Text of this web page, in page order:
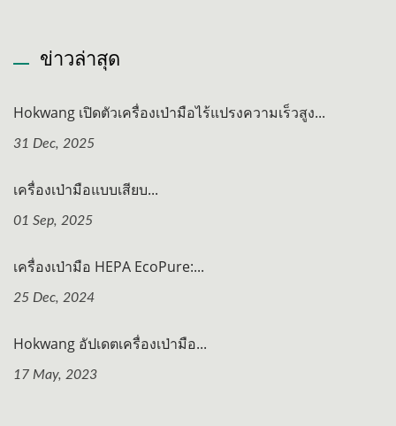
ข่าวล่าสุด
Hokwang เปิดตัวเครื่องเป่ามือไร้แปรงความเร็วสูง...
31 Dec, 2025
เครื่องเป่ามือแบบเสียบ...
01 Sep, 2025
เครื่องเป่ามือ HEPA EcoPure:...
25 Dec, 2024
Hokwang อัปเดตเครื่องเป่ามือ...
17 May, 2023